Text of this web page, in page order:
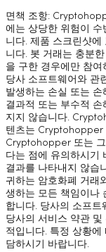
면책 조항:
에는 상당한 위험이 수
니다. 제품 스크린샷
니다. 봇 거래는 충분
을 구한 경우에만 참
당사 소프트웨어와 관
발생하는 손실 또는
결과적 또는 부수적
지지 않습니다.
텐츠는 Cryptohopper
Cryptohopper 또는 그
다는 점에 유의하시기
결과를 나타내지 않습
귀하는 암호화폐 거래
생하는 모든 책임이나
합니다. 당사의 소프트
당사의 서비스 약관
적입니다. 특정 상황
담하시기 바랍니다.